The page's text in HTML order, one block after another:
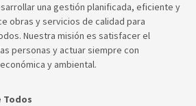
una gestión planificada, eficiente y
obras y servicios de calidad para
Nuestra misión es satisfacer el
personas y actuar siempre con
y ambiental.
Todos